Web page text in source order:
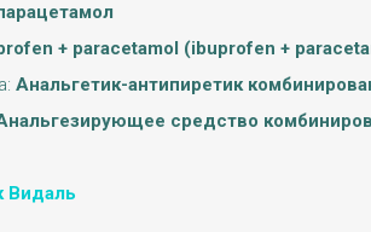
+ paracetamol (ibuprofen +
Анальгетик-антипиретик
средство
Видаль